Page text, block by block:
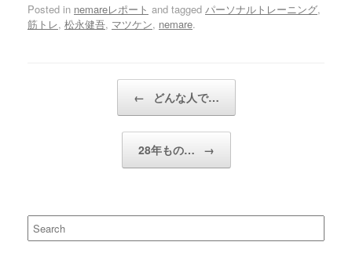
Posted in nemareレポート and tagged パーソナルトレーニング,
筋トレ, 松永健吾, マツケン, nemare.
← どんな人で…
28年もの… →
Search
for: